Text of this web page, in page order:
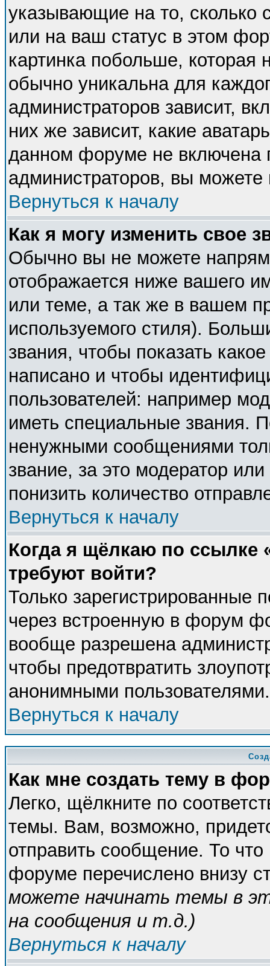
указывающие на то,
или на ваш статус в этом
картинка побольше, которая
обычно уникальна для
администраторов зависит,
них же зависит, какие
данном форуме не включена
администраторов, вы
Вернуться к началу
Как я могу изменить свое
Обычно вы не можете
отображается ниже вашего
или теме, а так же в вашем
используемого стиля).
звания, чтобы показать
написано и чтобы
пользователей: например
иметь специальные звания.
ненужными сообщениями
звание, за это модератор
понизить количество
Вернуться к началу
Когда я щёлкаю по ссылке
требуют войти?
Только зарегистрированные
через встроенную в форум
вообще разрешена
чтобы предотвратить
анонимными пользователями.
Вернуться к началу
Как мне создать тему в
Легко, щёлкните по
темы. Вам, возможно,
отправить сообщение. То
форуме перечислено внизу
можете начинать темы в
на сообщения и т.д.)
Вернуться к началу